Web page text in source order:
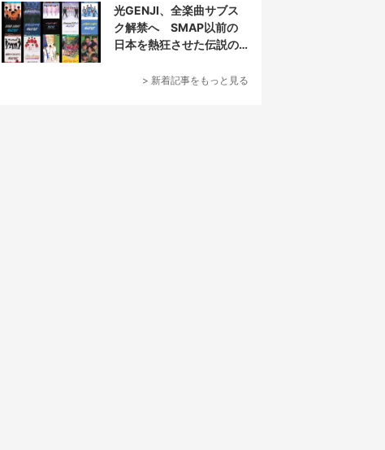
光GENJI、全楽曲サブス
ク解禁へ SMAP以前の
日本を熱狂させた伝説の
> 新着記事をもっと見る